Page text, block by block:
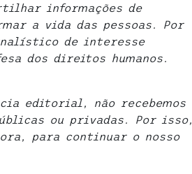
informações de
a vida das pessoas. Por
de interesse
dos direitos humanos.
editorial, não recebemos
ou privadas. Por isso,
para continuar o nosso